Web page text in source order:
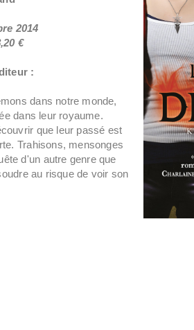
2014
€
:
dans notre monde,
dans leur royaume.
que leur passé est
Trahisons, mensonges
d'un autre genre que
au risque de voir son